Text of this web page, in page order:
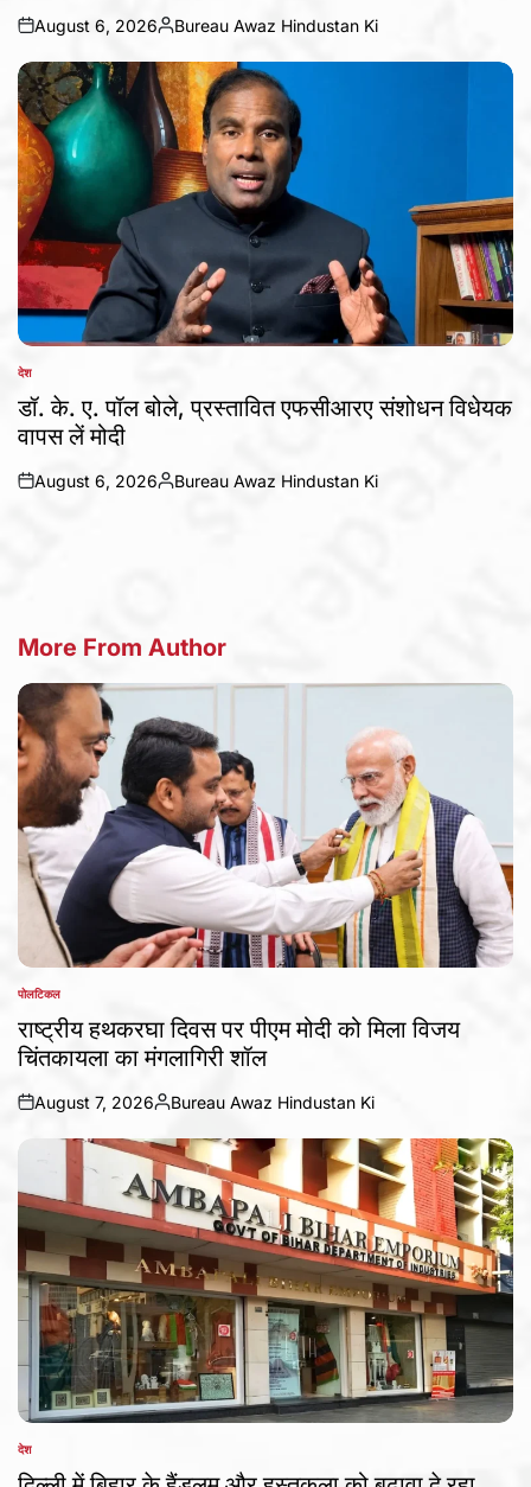
on
August 6, 2026
Posted
by
Bureau Awaz Hindustan Ki
POSTED
देश
डॉ. के. ए. पॉल बोले, प्रस्तावित एफसीआरए संशोधन विधेयक
वापस लें मोदी
on
August 6, 2026
Posted
Bureau Awaz Hindustan Ki
More From Author
POSTED
पोलटिकल
राष्ट्रीय हथकरघा दिवस पर पीएम मोदी को मिला विजय
चिंतकायला का मंगलागिरी शॉल
on
August 7, 2026
Posted
by
Bureau Awaz Hindustan Ki
POSTED
IN
देश